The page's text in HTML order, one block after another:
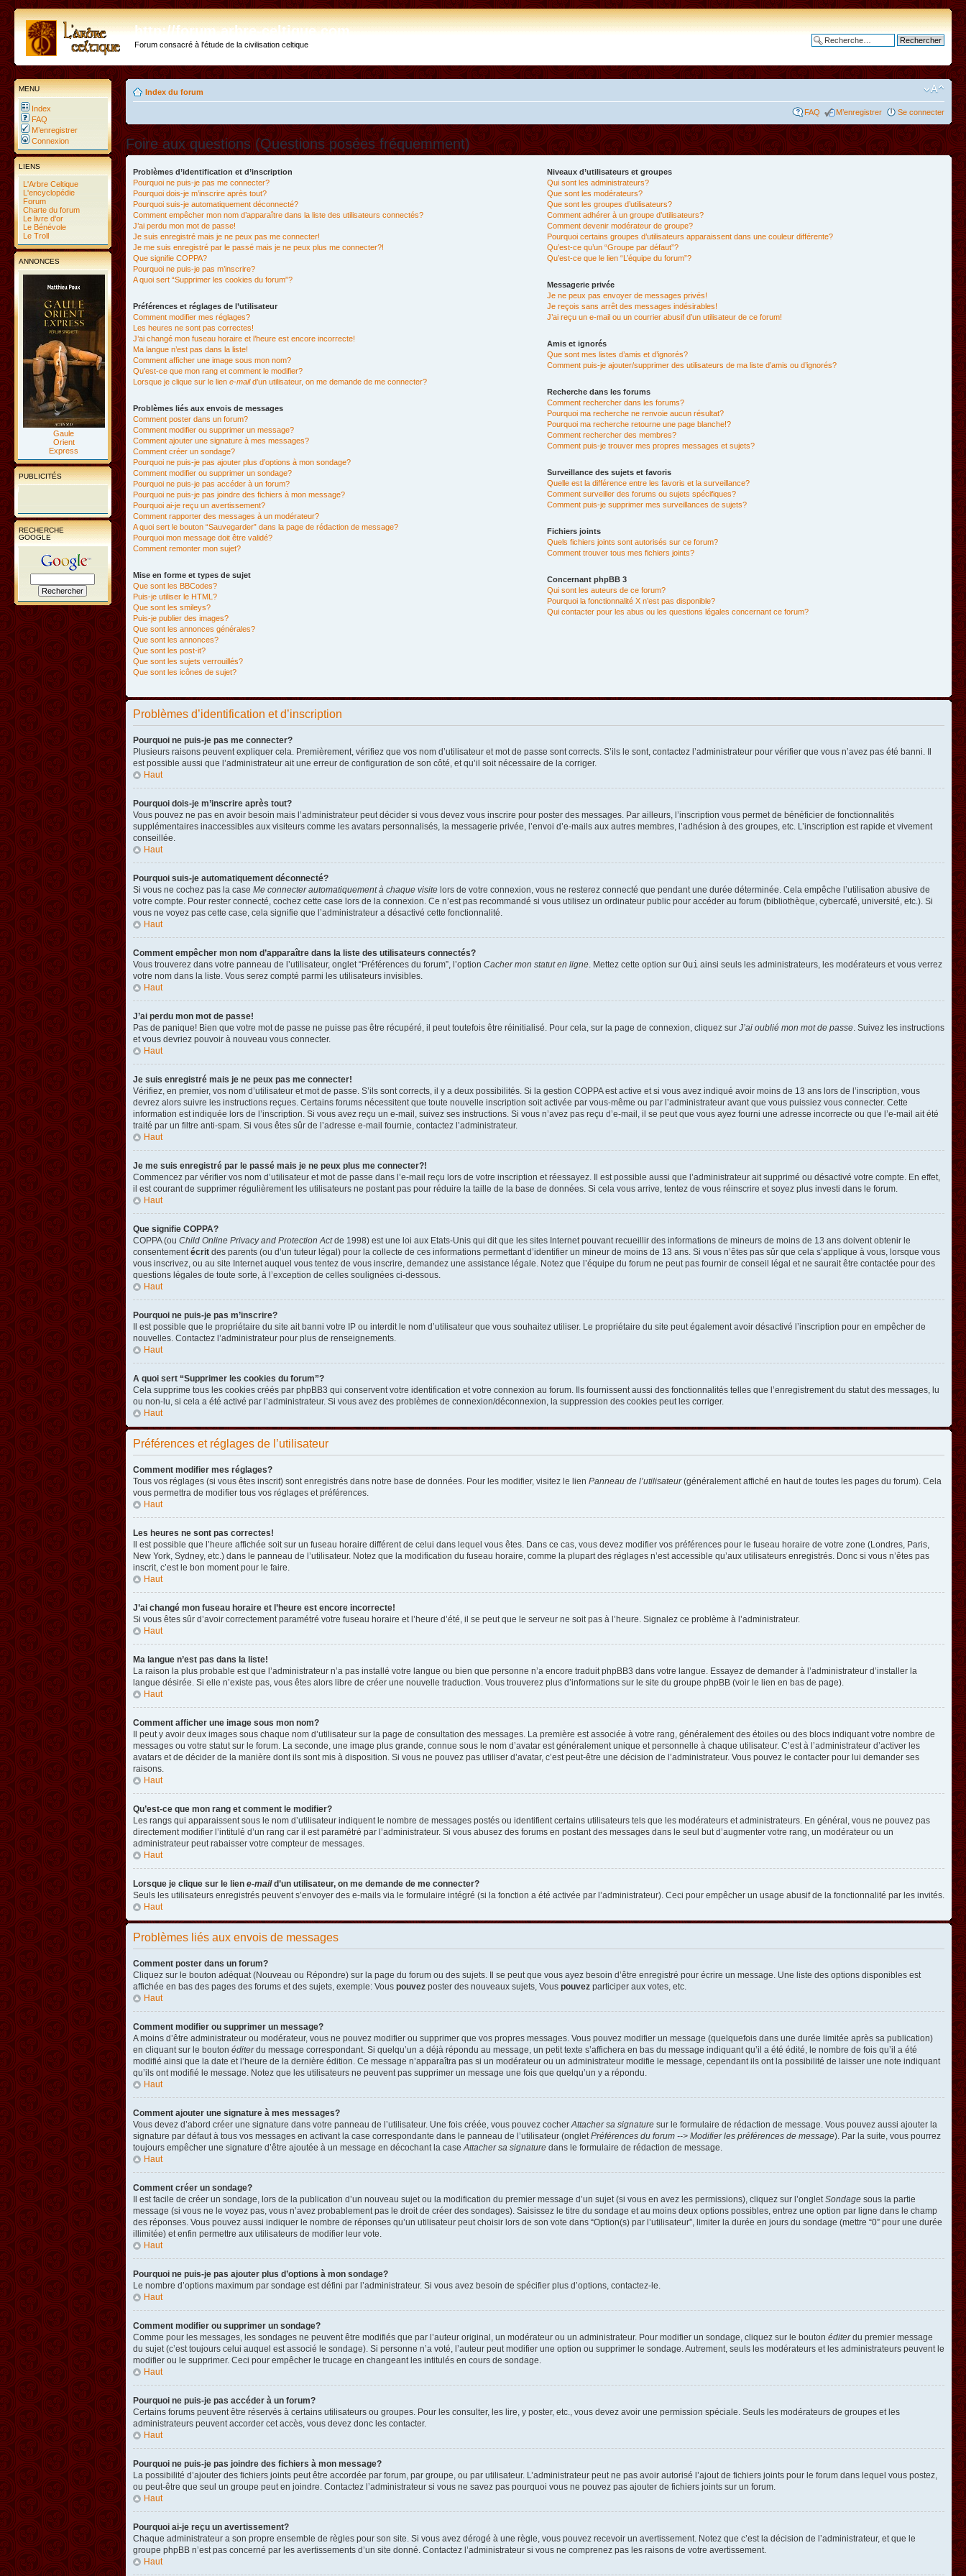
http://forum.arbre-celtique.com
Forum consacré à l'étude de la civilisation celtique
MENU
Index
FAQ
M’enregistrer
Connexion
LIENS
L'Arbre Celtique
L'encyclopédie
Forum
Charte du forum
Le livre d'or
Le Bénévole
Le Troll
ANNONCES
Gaule
Orient
Express
PUBLICITÉS
RECHERCHE
GOOGLE
Index du forum
FAQ M’enregistrer Se connecter
Foire aux questions (Questions posées fréquemment)
Problèmes d’identification et d’inscription
Pourquoi ne puis-je pas me connecter?
Pourquoi dois-je m’inscrire après tout?
Pourquoi suis-je automatiquement déconnecté?
Comment empêcher mon nom d’apparaître dans la liste des utilisateurs connectés?
J’ai perdu mon mot de passe!
Je suis enregistré mais je ne peux pas me connecter!
Je me suis enregistré par le passé mais je ne peux plus me connecter?!
Que signifie COPPA?
Pourquoi ne puis-je pas m’inscrire?
A quoi sert “Supprimer les cookies du forum”?
Préférences et réglages de l’utilisateur
Comment modifier mes réglages?
Les heures ne sont pas correctes!
J’ai changé mon fuseau horaire et l’heure est encore incorrecte!
Ma langue n’est pas dans la liste!
Comment afficher une image sous mon nom?
Qu’est-ce que mon rang et comment le modifier?
Lorsque je clique sur le lien e-maild’un utilisateur, on me demande de me connecter?
Problèmes liés aux envois de messages
Comment poster dans un forum?
Comment modifier ou supprimer un message?
Comment ajouter une signature à mes messages?
Comment créer un sondage?
Pourquoi ne puis-je pas ajouter plus d’options à mon sondage?
Comment modifier ou supprimer un sondage?
Pourquoi ne puis-je pas accéder à un forum?
Pourquoi ne puis-je pas joindre des fichiers à mon message?
Pourquoi ai-je reçu un avertissement?
Comment rapporter des messages à un modérateur?
A quoi sert le bouton “Sauvegarder” dans la page de rédaction de message?
Pourquoi mon message doit être validé?
Comment remonter mon sujet?
Mise en forme et types de sujet
Que sont les BBCodes?
Puis-je utiliser le HTML?
Que sont les smileys?
Puis-je publier des images?
Que sont les annonces générales?
Que sont les annonces?
Que sont les post-it?
Que sont les sujets verrouillés?
Que sont les icônes de sujet?
Niveaux d’utilisateurs et groupes
Qui sont les administrateurs?
Que sont les modérateurs?
Que sont les groupes d’utilisateurs?
Comment adhérer à un groupe d’utilisateurs?
Comment devenir modérateur de groupe?
Pourquoi certains groupes d’utilisateurs apparaissent dans une couleur différente?
Qu’est-ce qu’un “Groupe par défaut”?
Qu’est-ce que le lien “L’équipe du forum”?
Messagerie privée
Je ne peux pas envoyer de messages privés!
Je reçois sans arrêt des messages indésirables!
J’ai reçu un e-mail ou un courrier abusif d’un utilisateur de ce forum!
Amis et ignorés
Que sont mes listes d’amis et d’ignorés?
Comment puis-je ajouter/supprimer des utilisateurs de ma liste d’amis ou d’ignorés?
Recherche dans les forums
Comment rechercher dans les forums?
Pourquoi ma recherche ne renvoie aucun résultat?
Pourquoi ma recherche retourne une page blanche!?
Comment rechercher des membres?
Comment puis-je trouver mes propres messages et sujets?
Surveillance des sujets et favoris
Quelle est la différence entre les favoris et la surveillance?
Comment surveiller des forums ou sujets spécifiques?
Comment puis-je supprimer mes surveillances de sujets?
Fichiers joints
Quels fichiers joints sont autorisés sur ce forum?
Comment trouver tous mes fichiers joints?
Concernant phpBB 3
Qui sont les auteurs de ce forum?
Pourquoi la fonctionnalité X n’est pas disponible?
Qui contacter pour les abus ou les questions légales concernant ce forum?
Problèmes d’identification et d’inscription
Pourquoi ne puis-je pas me connecter?
Plusieurs raisons peuvent expliquer cela. Premièrement, vérifiez que vos nom d’utilisateur et mot de passe sont corrects. S’ils le sont, contactez l’administrateur pour vérifier que vous n’avez pas été banni. Il
est possible aussi que l’administrateur ait une erreur de configuration de son côté, et qu’il soit nécessaire de la corriger.
Haut
Pourquoi dois-je m’inscrire après tout?
Vous pouvez ne pas en avoir besoin mais l’administrateur peut décider si vous devez vous inscrire pour poster des messages. Par ailleurs, l’inscription vous permet de bénéficier de fonctionnalités
supplémentaires inaccessibles aux visiteurs comme les avatars personnalisés, la messagerie privée, l’envoi d’e-mails aux autres membres, l’adhésion à des groupes, etc. L’inscription est rapide et vivement
conseillée.
Haut
Pourquoi suis-je automatiquement déconnecté?
Si vous ne cochez pas la case Me connecter automatiquement à chaque visite lors de votre connexion, vous ne resterez connecté que pendant une durée déterminée. Cela empêche l’utilisation abusive de
votre compte. Pour rester connecté, cochez cette case lors de la connexion. Ce n’est pas recommandé si vous utilisez un ordinateur public pour accéder au forum (bibliothèque, cybercafé, université, etc.). Si
vous ne voyez pas cette case, cela signifie que l’administrateur a désactivé cette fonctionnalité.
Haut
Comment empêcher mon nom d’apparaître dans la liste des utilisateurs connectés?
Vous trouverez dans votre panneau de l’utilisateur, onglet “Préférences du forum”, l’option Cacher mon statut en ligne . Mettez cette option sur Oui ainsi seuls les administrateurs, les modérateurs et vous verrez
votre nom dans la liste. Vous serez compté parmi les utilisateurs invisibles.
Haut
J’ai perdu mon mot de passe!
Pas de panique! Bien que votre mot de passe ne puisse pas être récupéré, il peut toutefois être réinitialisé. Pour cela, sur la page de connexion, cliquez sur J’ai oublié mon mot de passe . Suivez les instructions
et vous devriez pouvoir à nouveau vous connecter.
Haut
Je suis enregistré mais je ne peux pas me connecter!
Vérifiez, en premier, vos nom d’utilisateur et mot de passe. S’ils sont corrects, il y a deux possibilités. Si la gestion COPPA est active et si vous avez indiqué avoir moins de 13 ans lors de l’inscription, vous
devrez alors suivre les instructions reçues. Certains forums nécessitent que toute nouvelle inscription soit activée par vous-même ou par l’administrateur avant que vous puissiez vous connecter. Cette
information est indiquée lors de l’inscription. Si vous avez reçu un e-mail, suivez ses instructions. Si vous n’avez pas reçu d’e-mail, il se peut que vous ayez fourni une adresse incorrecte ou que l’e-mail ait été
traité par un filtre anti-spam. Si vous êtes sûr de l’adresse e-mail fournie, contactez l’administrateur.
Haut
Je me suis enregistré par le passé mais je ne peux plus me connecter?!
Commencez par vérifier vos nom d’utilisateur et mot de passe dans l’e-mail reçu lors de votre inscription et réessayez. Il est possible aussi que l’administrateur ait supprimé ou désactivé votre compte. En effet,
il est courant de supprimer régulièrement les utilisateurs ne postant pas pour réduire la taille de la base de données. Si cela vous arrive, tentez de vous réinscrire et soyez plus investi dans le forum.
Haut
Que signifie COPPA?
COPPA (ou Child Online Privacy and Protection Actde 1998) est une loi aux Etats-Unis qui dit que les sites Internet pouvant recueillir des informations de mineurs de moins de 13 ans doivent obtenir le
consentement écrit des parents (ou d’un tuteur légal) pour la collecte de ces informations permettant d’identifier un mineur de moins de 13 ans. Si vous n’êtes pas sûr que cela s’applique à vous, lorsque vous
vous inscrivez, ou au site Internet auquel vous tentez de vous inscrire, demandez une assistance légale. Notez que l’équipe du forum ne peut pas fournir de conseil légal et ne saurait être contactée pour des
questions légales de toute sorte, à l’exception de celles soulignées ci-dessous.
Haut
Pourquoi ne puis-je pas m’inscrire?
Il est possible que le propriétaire du site ait banni votre IP ou interdit le nom d’utilisateur que vous souhaitez utiliser. Le propriétaire du site peut également avoir désactivé l’inscription pour en empêcher de
nouvelles. Contactez l’administrateur pour plus de renseignements.
Haut
A quoi sert “Supprimer les cookies du forum”?
Cela supprime tous les cookies créés par phpBB3 qui conservent votre identification et votre connexion au forum. Ils fournissent aussi des fonctionnalités telles que l’enregistrement du statut des messages, lu
ou non-lu, si cela a été activé par l’administrateur. Si vous avez des problèmes de connexion/déconnexion, la suppression des cookies peut les corriger.
Haut
Préférences et réglages de l’utilisateur
Comment modifier mes réglages?
Tous vos réglages (si vous êtes inscrit) sont enregistrés dans notre base de données. Pour les modifier, visitez le lien Panneau de l’utilisateur(généralement affiché en haut de toutes les pages du forum). Cela
vous permettra de modifier tous vos réglages et préférences.
Haut
Les heures ne sont pas correctes!
Il est possible que l’heure affichée soit sur un fuseau horaire différent de celui dans lequel vous êtes. Dans ce cas, vous devez modifier vos préférences pour le fuseau horaire de votre zone (Londres, Paris,
New York, Sydney, etc.) dans le panneau de l’utilisateur. Notez que la modification du fuseau horaire, comme la plupart des réglages n’est accessible qu’aux utilisateurs enregistrés. Donc si vous n’êtes pas
inscrit, c’est le bon moment pour le faire.
Haut
J’ai changé mon fuseau horaire et l’heure est encore incorrecte!
Si vous êtes sûr d’avoir correctement paramétré votre fuseau horaire et l’heure d’été, il se peut que le serveur ne soit pas à l’heure. Signalez ce problème à l’administrateur.
Haut
Ma langue n’est pas dans la liste!
La raison la plus probable est que l’administrateur n’a pas installé votre langue ou bien que personne n’a encore traduit phpBB3 dans votre langue. Essayez de demander à l’administrateur d’installer la
langue désirée. Si elle n’existe pas, vous êtes alors libre de créer une nouvelle traduction. Vous trouverez plus d’informations sur le site du groupe phpBB (voir le lien en bas de page).
Haut
Comment afficher une image sous mon nom?
Il peut y avoir deux images sous chaque nom d’utilisateur sur la page de consultation des messages. La première est associée à votre rang, généralement des étoiles ou des blocs indiquant votre nombre de
messages ou votre statut sur le forum. La seconde, une image plus grande, connue sous le nom d’avatar est généralement unique et personnelle à chaque utilisateur. C’est à l’administrateur d’activer les
avatars et de décider de la manière dont ils sont mis à disposition. Si vous ne pouvez pas utiliser d’avatar, c’est peut-être une décision de l’administrateur. Vous pouvez le contacter pour lui demander ses
raisons.
Haut
Qu’est-ce que mon rang et comment le modifier?
Les rangs qui apparaissent sous le nom d’utilisateur indiquent le nombre de messages postés ou identifient certains utilisateurs tels que les modérateurs et administrateurs. En général, vous ne pouvez pas
directement modifier l’intitulé d’un rang car il est paramétré par l’administrateur. Si vous abusez des forums en postant des messages dans le seul but d’augmenter votre rang, un modérateur ou un
administrateur peut rabaisser votre compteur de messages.
Haut
Lorsque je clique sur le lien e-maild’un utilisateur, on me demande de me connecter?
Seuls les utilisateurs enregistrés peuvent s’envoyer des e-mails via le formulaire intégré (si la fonction a été activée par l’administrateur). Ceci pour empêcher un usage abusif de la fonctionnalité par les invités.
Haut
Problèmes liés aux envois de messages
Comment poster dans un forum?
Cliquez sur le bouton adéquat (Nouveau ou Répondre) sur la page du forum ou des sujets. Il se peut que vous ayez besoin d’être enregistré pour écrire un message. Une liste des options disponibles est
affichée en bas des pages des forums et des sujets, exemple: Vous pouvez poster des nouveaux sujets, Vous pouvez participer aux votes, etc.
Haut
Comment modifier ou supprimer un message?
A moins d’être administrateur ou modérateur, vous ne pouvez modifier ou supprimer que vos propres messages. Vous pouvez modifier un message (quelquefois dans une durée limitée après sa publication)
en cliquant sur le bouton éditerdu message correspondant. Si quelqu’un a déjà répondu au message, un petit texte s’affichera en bas du message indiquant qu’il a été édité, le nombre de fois qu’il a été
modifié ainsi que la date et l’heure de la dernière édition. Ce message n’apparaîtra pas si un modérateur ou un administrateur modifie le message, cependant ils ont la possibilité de laisser une note indiquant
qu’ils ont modifié le message. Notez que les utilisateurs ne peuvent pas supprimer un message une fois que quelqu’un y a répondu.
Haut
Comment ajouter une signature à mes messages?
Vous devez d’abord créer une signature dans votre panneau de l’utilisateur. Une fois créée, vous pouvez cocher Attacher sa signature sur le formulaire de rédaction de message. Vous pouvez aussi ajouter la
signature par défaut à tous vos messages en activant la case correspondante dans le panneau de l’utilisateur (onglet Préférences du forum --> Modifier les préférences de message). Par la suite, vous pourrez
toujours empêcher une signature d’être ajoutée à un message en décochant la case Attacher sa signature dans le formulaire de rédaction de message.
Haut
Comment créer un sondage?
Il est facile de créer un sondage, lors de la publication d’un nouveau sujet ou la modification du premier message d’un sujet (si vous en avez les permissions), cliquez sur l’onglet Sondage sous la partie
message (si vous ne le voyez pas, vous n’avez probablement pas le droit de créer des sondages). Saisissez le titre du sondage et au moins deux options possibles, entrez une option par ligne dans le champ
des réponses. Vous pouvez aussi indiquer le nombre de réponses qu’un utilisateur peut choisir lors de son vote dans “Option(s) par l’utilisateur”, limiter la durée en jours du sondage (mettre “0” pour une durée
illimitée) et enfin permettre aux utilisateurs de modifier leur vote.
Haut
Pourquoi ne puis-je pas ajouter plus d’options à mon sondage?
Le nombre d’options maximum par sondage est défini par l’administrateur. Si vous avez besoin de spécifier plus d’options, contactez-le.
Haut
Comment modifier ou supprimer un sondage?
Comme pour les messages, les sondages ne peuvent être modifiés que par l’auteur original, un modérateur ou un administrateur. Pour modifier un sondage, cliquez sur le bouton éditerdu premier message
du sujet (c’est toujours celui auquel est associé le sondage). Si personne n’a voté, l’auteur peut modifier une option ou supprimer le sondage. Autrement, seuls les modérateurs et les administrateurs peuvent le
modifier ou le supprimer. Ceci pour empêcher le trucage en changeant les intitulés en cours de sondage.
Haut
Pourquoi ne puis-je pas accéder à un forum?
Certains forums peuvent être réservés à certains utilisateurs ou groupes. Pour les consulter, les lire, y poster, etc., vous devez avoir une permission spéciale. Seuls les modérateurs de groupes et les
administrateurs peuvent accorder cet accès, vous devez donc les contacter.
Haut
Pourquoi ne puis-je pas joindre des fichiers à mon message?
La possibilité d’ajouter des fichiers joints peut être accordée par forum, par groupe, ou par utilisateur. L’administrateur peut ne pas avoir autorisé l’ajout de fichiers joints pour le forum dans lequel vous postez,
ou peut-être que seul un groupe peut en joindre. Contactez l’administrateur si vous ne savez pas pourquoi vous ne pouvez pas ajouter de fichiers joints sur un forum.
Haut
Pourquoi ai-je reçu un avertissement?
Chaque administrateur a son propre ensemble de règles pour son site. Si vous avez dérogé à une règle, vous pouvez recevoir un avertissement. Notez que c’est la décision de l’administrateur, et que le
groupe phpBB n’est pas concerné par les avertissements d’un site donné. Contactez l’administrateur si vous ne comprenez pas les raisons de votre avertissement.
Haut